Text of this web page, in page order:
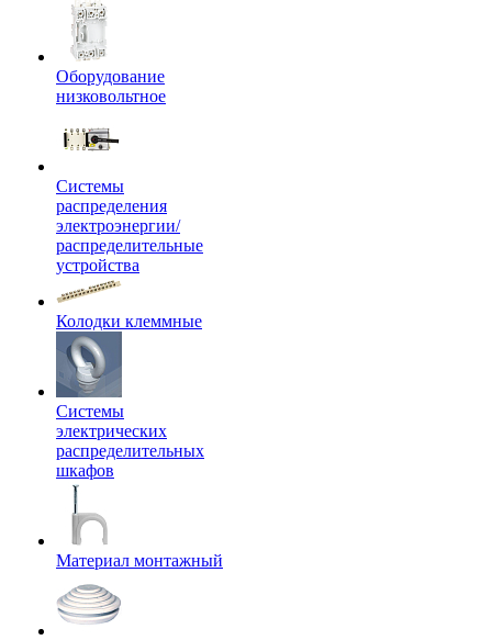
Оборудование
низковольтное
Системы
распределения
электроэнергии/
распределительные
устройства
Колодки клеммные
Системы
электрических
распределительных
шкафов
Материал монтажный